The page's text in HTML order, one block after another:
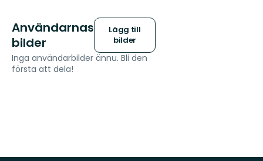
Användarnas
bilder
Lägg till
bilder
Inga användarbilder ännu. Bli den
första att dela!